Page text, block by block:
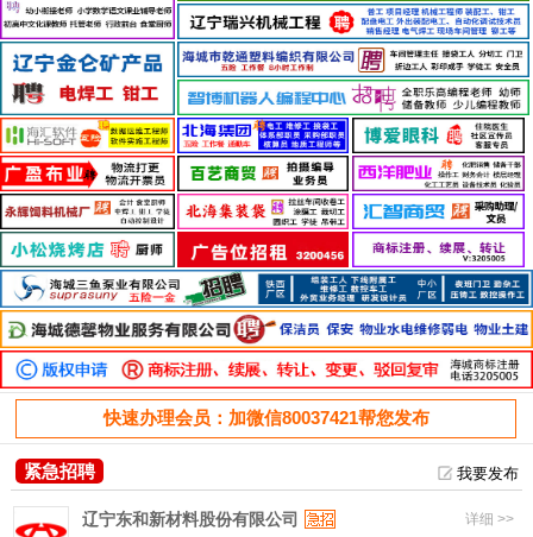
快速办理会员：加微信80037421帮您发布
我要发布
紧急招聘
详细 >>
辽宁东和新材料股份有限公司